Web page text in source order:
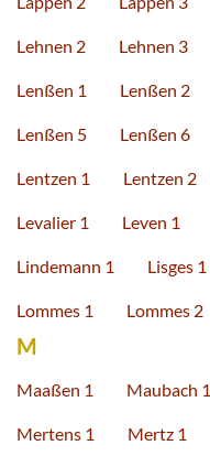
Lehnen 2 Lehnen 3
Lenßen 1 Lenßen 2
Lenßen 5 Lenßen 6
Lentzen 1 Lentzen 2
Levalier 1 Leven 1
Lindemann 1 Lisges 1
Lommes 1 Lommes 2
M
Maaßen 1 Maubach 1
Mertens 1 Mertz 1